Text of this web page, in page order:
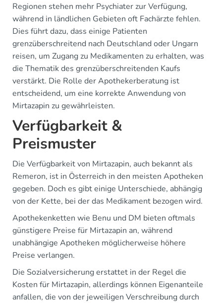
Regionen stehen mehr Psychiater zur Verfügung,
während in ländlichen Gebieten oft Fachärzte fehlen.
Dies führt dazu, dass einige Patienten
grenzüberschreitend nach Deutschland oder Ungarn
reisen, um Zugang zu Medikamenten zu erhalten, was
die Thematik des grenzüberschreitenden Kaufs
verstärkt. Die Rolle der Apothekerberatung ist
entscheidend, um eine korrekte Anwendung von
Mirtazapin zu gewährleisten.
Verfügbarkeit &
Preismuster
Die Verfügbarkeit von Mirtazapin, auch bekannt als
Remeron, ist in Österreich in den meisten Apotheken
gegeben. Doch es gibt einige Unterschiede, abhängig
von der Kette, bei der das Medikament bezogen wird.
Apothekenketten wie Benu und DM bieten oftmals
günstigere Preise für Mirtazapin an, während
unabhängige Apotheken möglicherweise höhere
Preise verlangen.
Die Sozialversicherung erstattet in der Regel die
Kosten für Mirtazapin, allerdings können Eigenanteile
anfallen, die von der jeweiligen Verschreibung durch